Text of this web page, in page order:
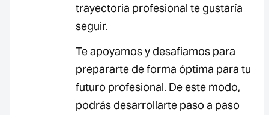
trayectoria profesional te gustaría
seguir.
Te apoyamos y desafiamos para
prepararte de forma óptima para tu
futuro profesional. De este modo,
podrás desarrollarte paso a paso